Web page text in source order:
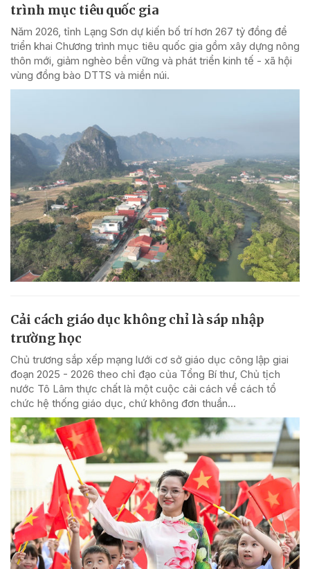
trình mục tiêu quốc gia
Năm 2026, tỉnh Lạng Sơn dự kiến bố trí hơn 267 tỷ đồng để
triển khai Chương trình mục tiêu quốc gia gồm xây dựng nông
thôn mới, giảm nghèo bền vững và phát triển kinh tế - xã hội
vùng đồng bào DTTS và miền núi.
Cải cách giáo dục không chỉ là sáp nhập
trường học
Chủ trương sắp xếp mạng lưới cơ sở giáo dục công lập giai
đoạn 2025 - 2026 theo chỉ đạo của Tổng Bí thư, Chủ tịch
nước Tô Lâm thực chất là một cuộc cải cách về cách tổ
chức hệ thống giáo dục, chứ không đơn thuần...